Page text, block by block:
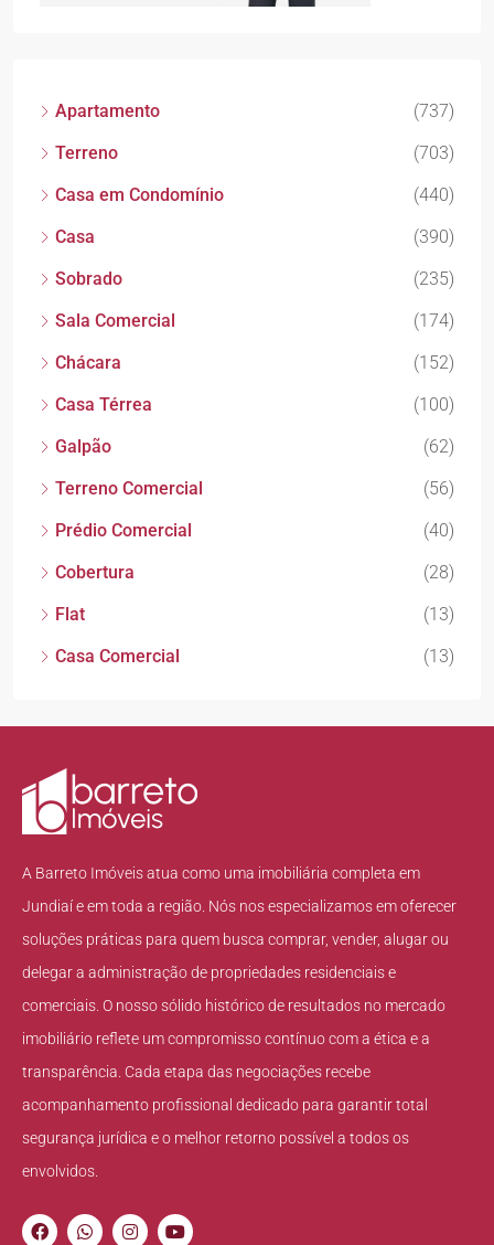
Apartamento
(737)
Terreno
(703)
Casa em Condomínio
(440)
Casa
(390)
Sobrado
(235)
Sala Comercial
(174)
Chácara
(152)
Casa Térrea
(100)
Galpão
(62)
Terreno Comercial
(56)
Prédio Comercial
(40)
Cobertura
(28)
Flat
(13)
Casa Comercial
(13)
A Barreto Imóveis atua como uma imobiliária completa em
Jundiaí e em toda a região. Nós nos especializamos em oferecer
soluções práticas para quem busca comprar, vender, alugar ou
delegar a administração de propriedades residenciais e
comerciais. O nosso sólido histórico de resultados no mercado
imobiliário reflete um compromisso contínuo com a ética e a
transparência. Cada etapa das negociações recebe
acompanhamento profissional dedicado para garantir total
segurança jurídica e o melhor retorno possível a todos os
envolvidos.